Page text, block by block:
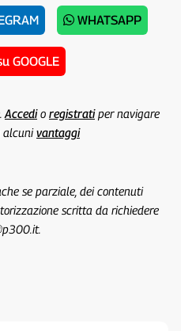
WHATSAPP
GOOGLE
Accedio registratiper navigare
alcunivantaggi
se parziale, dei contenuti
scritta da richiedere